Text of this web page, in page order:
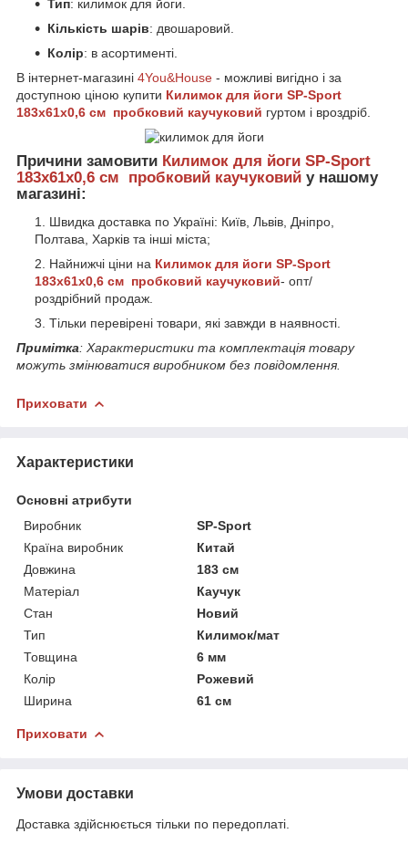
Тип: килимок для йоги.
Кількість шарів: двошаровий.
Колір: в асортименті.
В інтернет-магазині 4You&House - можливі вигідно і за
доступною ціною купити Килимок для йоги SP-Sport
183x61x0,6 см пробковий каучуковий гуртом і вроздріб.
Причини замовити Килимок для йоги SP-Sport
183x61x0,6 см пробковий каучуковий у нашому
магазині:
Швидка доставка по Україні: Київ, Львів, Дніпро,
Полтава, Харків та інші міста;
Найнижчі ціни на Килимок для йоги SP-Sport
183x61x0,6 см пробковий каучуковий- опт/
роздрібний продаж.
Тільки перевірені товари, які завжди в наявності.
Примітка: Характеристики та комплектація товару
можуть змінюватися виробником без повідомлення.
Приховати
Характеристики
Основні атрибути
Виробник
SP-Sport
Країна виробник
Китай
Довжина
183 см
Матеріал
Каучук
Стан
Новий
Тип
Килимок/мат
Товщина
6 мм
Колір
Рожевий
Ширина
61 см
Приховати
Умови доставки
Доставка здійснюється тільки по передоплаті.